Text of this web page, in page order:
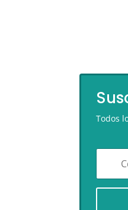
Todos